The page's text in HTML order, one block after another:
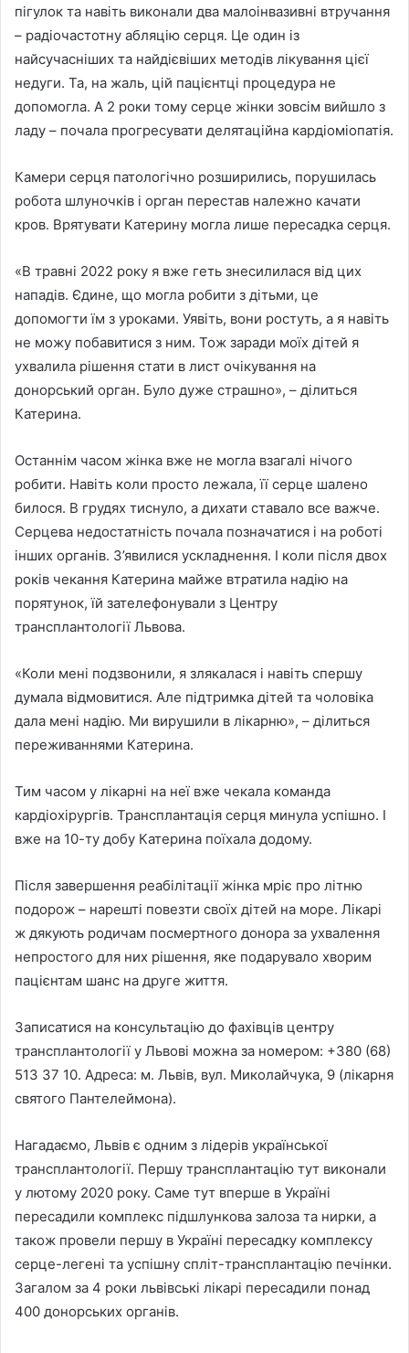
пігулок та навіть виконали два малоінвазивні втручання
– радіочастотну абляцію серця. Це один із
найсучасніших та найдієвіших методів лікування цієї
недуги. Та, на жаль, цій пацієнтці процедура не
допомогла. А 2 роки тому серце жінки зовсім вийшло з
ладу – почала прогресувати делятаційна кардіоміопатія.
Камери серця патологічно розширились, порушилась
робота шлуночків і орган перестав належно качати
кров. Врятувати Катерину могла лише пересадка серця.
«В травні 2022 року я вже геть знесилилася від цих
нападів. Єдине, що могла робити з дітьми, це
допомогти їм з уроками. Уявіть, вони ростуть, а я навіть
не можу побавитися з ним. Тож заради моїх дітей я
ухвалила рішення стати в лист очікування на
донорський орган. Було дуже страшно», – ділиться
Катерина.
Останнім часом жінка вже не могла взагалі нічого
робити. Навіть коли просто лежала, її серце шалено
билося. В грудях тиснуло, а дихати ставало все важче.
Серцева недостатність почала позначатися і на роботі
інших органів. З’явилися ускладнення. І коли після двох
років чекання Катерина майже втратила надію на
порятунок, їй зателефонували з Центру
трансплантології Львова.
«Коли мені подзвонили, я злякалася і навіть спершу
думала відмовитися. Але підтримка дітей та чоловіка
дала мені надію. Ми вирушили в лікарню», – ділиться
переживаннями Катерина.
Тим часом у лікарні на неї вже чекала команда
кардіохірургів. Трансплантація серця минула успішно. І
вже на 10-ту добу Катерина поїхала додому.
Після завершення реабілітації жінка мріє про літню
подорож – нарешті повезти своїх дітей на море. Лікарі
ж дякують родичам посмертного донора за ухвалення
непростого для них рішення, яке подарувало хворим
пацієнтам шанс на друге життя.
Записатися на консультацію до фахівців центру
трансплантології у Львові можна за номером: +380 (68)
513 37 10. Адреса: м. Львів, вул. Миколайчука, 9 (лікарня
святого Пантелеймона).
Нагадаємо, Львів є одним з лідерів української
трансплантології. Першу трансплантацію тут виконали
у лютому 2020 року. Саме тут вперше в Україні
пересадили комплекс підшлункова залоза та нирки, а
також провели першу в Україні пересадку комплексу
серце-легені та успішну спліт-трансплантацію печінки.
Загалом за 4 роки львівські лікарі пересадили понад
400 донорських органів.